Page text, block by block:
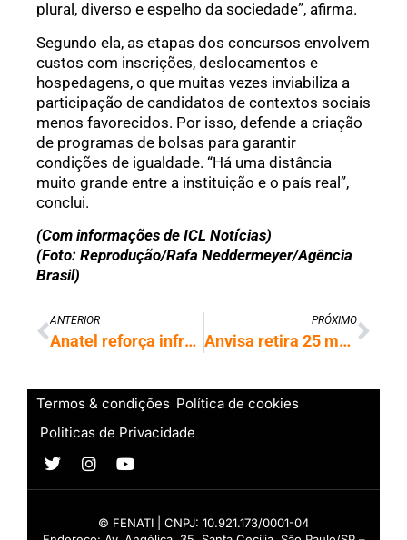
plural, diverso e espelho da sociedade”, afirma.
Segundo ela, as etapas dos concursos envolvem
custos com inscrições, deslocamentos e
hospedagens, o que muitas vezes inviabiliza a
participação de candidatos de contextos sociais
menos favorecidos. Por isso, defende a criação
de programas de bolsas para garantir
condições de igualdade. “Há uma distância
muito grande entre a instituição e o país real”,
conclui.
(Com informações de ICL Notícias)
(Foto: Reprodução/Rafa Neddermeyer/Agência
Brasil)
ANTERIOR
Anatel reforça infraestrutura e faz novo plano para fiscalizar satélites
PRÓXIMO
Anvisa retira 25 marcas de azeite do mercado por fraudes
Termos & condições Política de cookies
Politicas de Privacidade
© FENATI | CNPJ: 10.921.173/0001-04